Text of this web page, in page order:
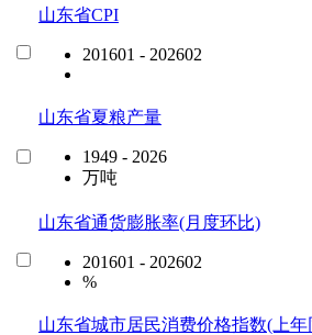
山东省CPI
201601 - 202602
山东省夏粮产量
1949 - 2026
万吨
山东省通货膨胀率(月度环比)
201601 - 202602
%
山东省城市居民消费价格指数(上年